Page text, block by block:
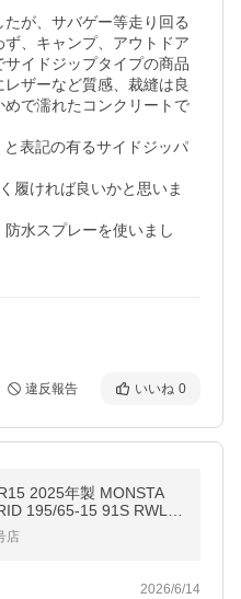
が、サバゲー等走り回る
、キャンプ、アウトドア
イドジップタイプの商品
ザーなど質感、裁縫は良
めで濡れたコンクリートで
表記の有るサイドジッパ
履ければ良いかと思いま
水スプレーを使いまし
違反報告 いいね 0
2025年製 MONSTA
195/65-15 91S RWL
ータイヤ 新品4本価格
店
2026/6/14